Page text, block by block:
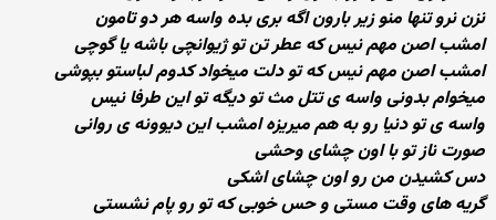
نزن نرو تنها منو زیر بارون اگه بری بده واسه هر دو تامون
امشب اصن مهم نیس كه عطر تن تو ژیوانچی باشه یا گوچی
امشب اصن مهم نیس كه تو دلت میخواد كدوم لباستو بپوشی
میخوام بدونی واسه ی تتل مث تو دیگه تو این طرفا نیس
واسه ی تو دنیا رو به هم میریزه امشب این دیوونه ی روانی
صورت ناز تو با اون چشای وحشی
دس كشیدن من رو اون چشای اشكی
گریه های وقت مستی و حس خوبی كه تو رو پام نشستی